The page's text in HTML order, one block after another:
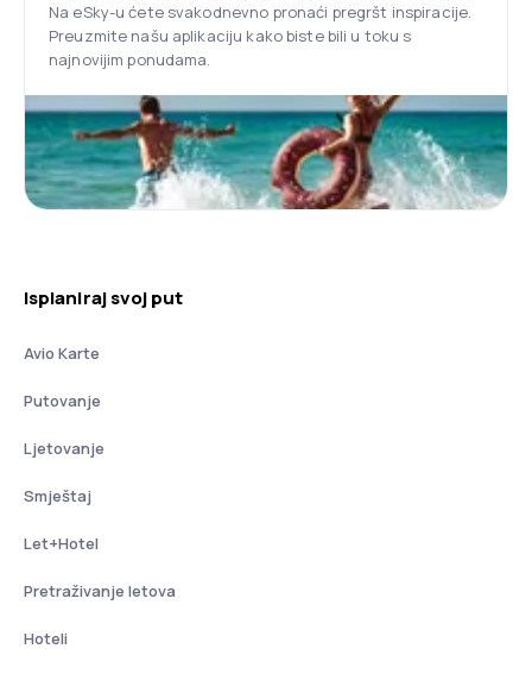
Na eSky-u ćete svakodnevno pronaći pregršt inspiracije.
Preuzmite našu aplikaciju kako biste bili u toku s
najnovijim ponudama.
Isplaniraj svoj put
Avio Karte
Putovanje
Ljetovanje
Smještaj
Let+Hotel
Pretraživanje letova
Hoteli